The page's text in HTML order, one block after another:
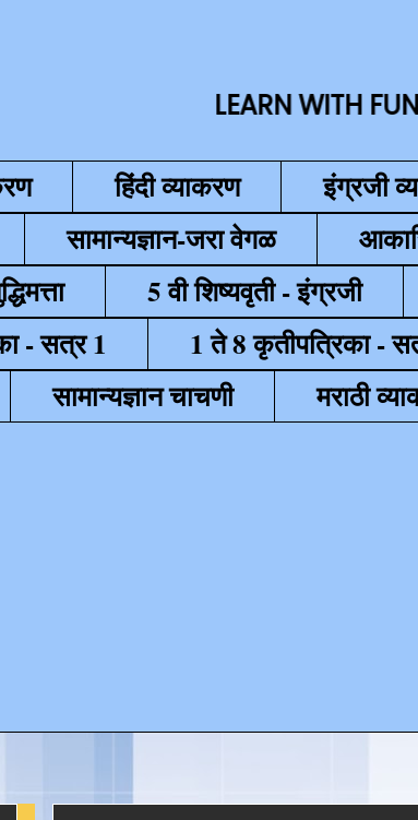
LEARN WITH FUN या
हिंदी व्याकरण इंग्रजी
सामान्यज्ञान-जरा वेगळ
5 वी शिष्यवृती - इंग्रजी
- सत्र 1
1 ते 8 कृतीपत्रिका -
सामान्यज्ञान चाचणी मराठी